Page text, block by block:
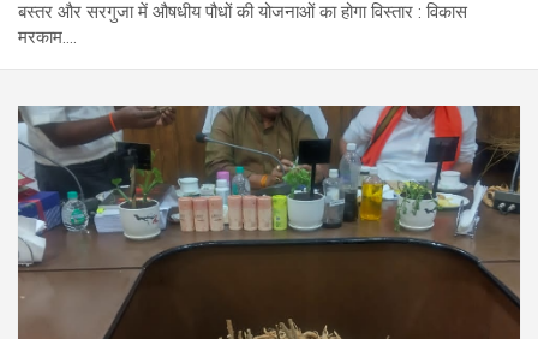
बस्तर और सरगुजा में औषधीय पौधों की योजनाओं का होगा विस्तार : विकास
मरकाम….